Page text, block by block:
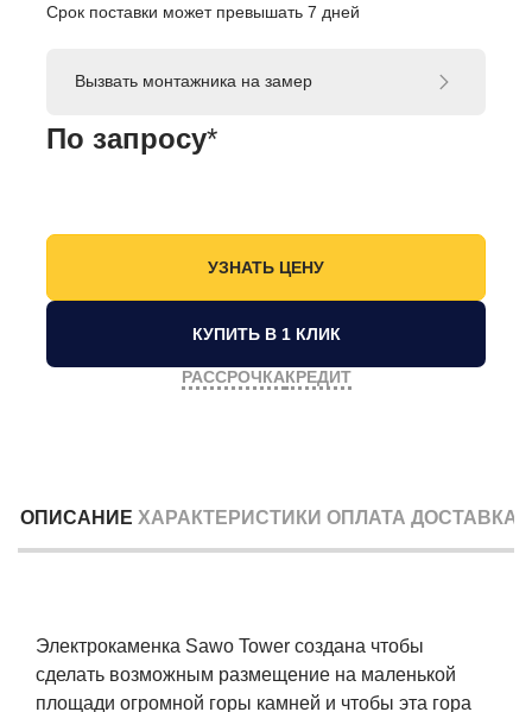
Срок поставки может превышать 7 дней
По запросу*
Вызвать монтажника на замер
КУПИТЬ В 1 КЛИК
РАССРОЧКАКРЕДИТ
ОПИСАНИЕ ХАРАКТЕРИСТИКИ ОПЛАТА ДОСТАВКА
Электрокаменка Sawo Tower создана чтобы
сделать возможным размещение на маленькой
площади огромной горы камней и чтобы эта гора